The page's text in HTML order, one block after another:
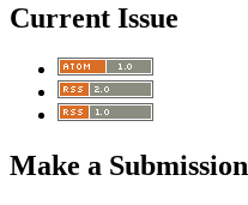
Current Issue
Make a Submission